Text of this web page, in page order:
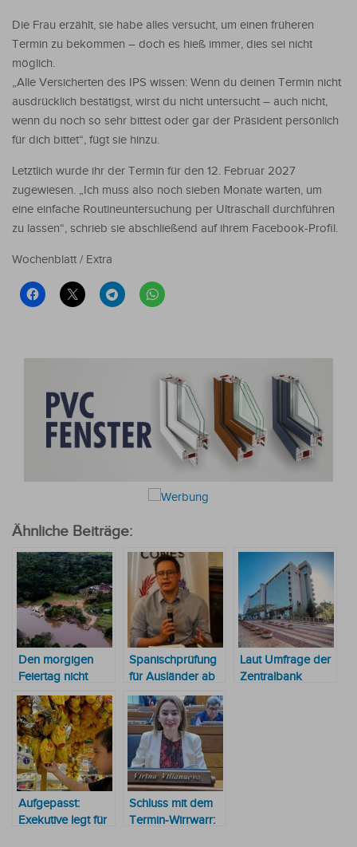
Die Frau erzählt, sie habe alles versucht, um einen früheren
Termin zu bekommen – doch es hieß immer, dies sei nicht
möglich.
„Alle Versicherten des IPS wissen: Wenn du deinen Termin nicht
ausdrücklich bestätigst, wirst du nicht untersucht – auch nicht,
wenn du noch so sehr bittest oder gar der Präsident persönlich
für dich bittet“, fügt sie hinzu.
Letztlich wurde ihr der Termin für den 12. Februar 2027
zugewiesen. „Ich muss also noch sieben Monate warten, um
eine einfache Routineuntersuchung per Ultraschall durchführen
zu lassen“, schrieb sie abschließend auf ihrem Facebook-Profil.
Wochenblatt / Extra
Ähnliche Beiträge:
Den morgigen
Feiertag nicht
vergessen
Spanischprüfung
für Ausländer ab
nächstes Jahr
Pflicht
Laut Umfrage der
Zentralbank
Aufgepasst:
Exekutive legt für
Schluss mit dem
Termin-Wirrwarr: